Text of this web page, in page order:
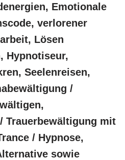
Emotionale
verlorener
Lösen
Hypnotiseur,
Seelenreisen,
/
Trauerbewältigung mit
/ Hypnose,
sowie